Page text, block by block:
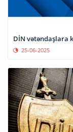
DİN vətəndaşlara
25-06-2025